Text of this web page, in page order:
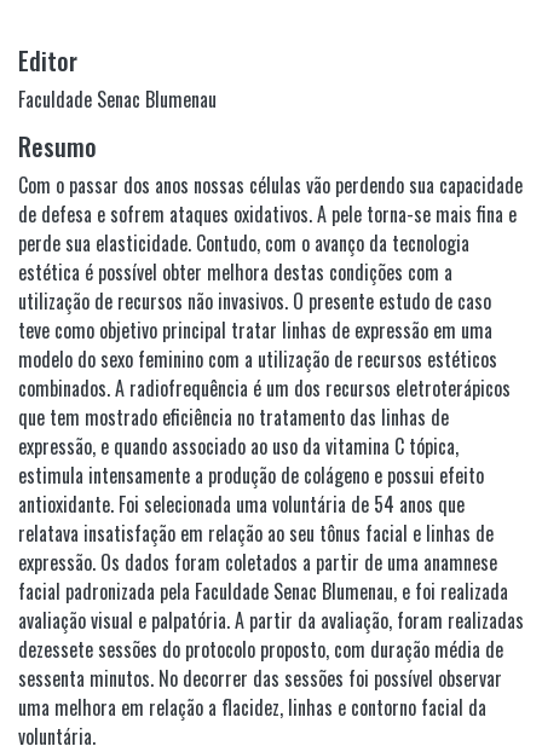
Editor
Faculdade Senac Blumenau
Resumo
Com o passar dos anos nossas células vão perdendo sua capacidade
de defesa e sofrem ataques oxidativos. A pele torna-se mais fina e
perde sua elasticidade. Contudo, com o avanço da tecnologia
estética é possível obter melhora destas condições com a
utilização de recursos não invasivos. O presente estudo de caso
teve como objetivo principal tratar linhas de expressão em uma
modelo do sexo feminino com a utilização de recursos estéticos
combinados. A radiofrequência é um dos recursos eletroterápicos
que tem mostrado eficiência no tratamento das linhas de
expressão, e quando associado ao uso da vitamina C tópica,
estimula intensamente a produção de colágeno e possui efeito
antioxidante. Foi selecionada uma voluntária de 54 anos que
relatava insatisfação em relação ao seu tônus facial e linhas de
expressão. Os dados foram coletados a partir de uma anamnese
facial padronizada pela Faculdade Senac Blumenau, e foi realizada
avaliação visual e palpatória. A partir da avaliação, foram realizadas
dezessete sessões do protocolo proposto, com duração média de
sessenta minutos. No decorrer das sessões foi possível observar
uma melhora em relação a flacidez, linhas e contorno facial da
voluntária.